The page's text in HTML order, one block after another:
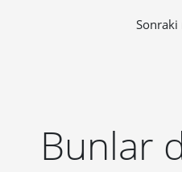
Sonraki
Bunlar